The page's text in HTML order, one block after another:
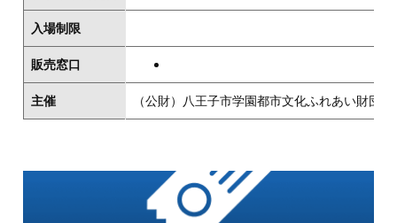
入場制限
販売窓口
主催 （公財）八王子市学園都市文化ふれあい財団